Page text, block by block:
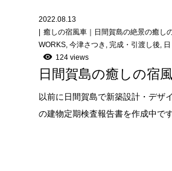
2022.08.13
癒しの宿風車｜日間賀島の絶景の癒し
WORKS, 今津さつき , 完成・引渡し後,
124 views
日間賀島の癒しの宿
以前に日間賀島で新築設計・デザ
の建物定期検査報告書を作成中で